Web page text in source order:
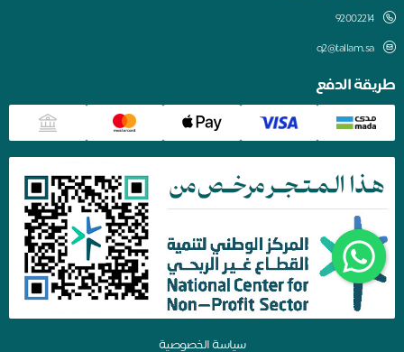
⁦92002214
q2@tallam.sa
طريقة الدفع
سياسة الخصوصية